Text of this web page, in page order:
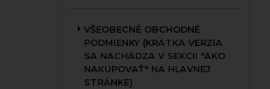
VŠEOBECNÉ OBCHODNÉ
PODMIENKY (KRÁTKA VERZIA
SA NACHÁDZA V SEKCII "AKO
NAKUPOVAŤ" NA HLAVNEJ
STRÁNKE)